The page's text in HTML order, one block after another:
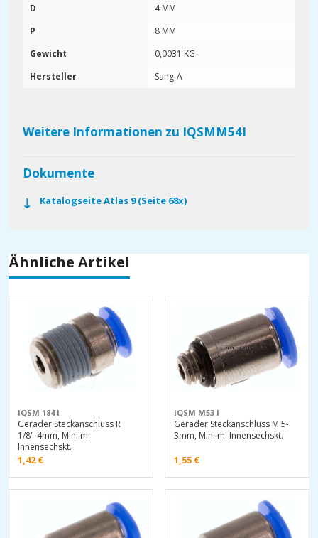
D
4 MM
P
8 MM
Gewicht
0,0031 KG
Hersteller
Sang-A
Weitere Informationen zu IQSMM54I
Dokumente
Katalogseite Atlas 9 (Seite 68x)
Ähnliche Artikel
IQSM 184 I
Gerader Steckanschluss R
1/8"-4mm, Mini m.
Innensechskt.
1,42€
IQSM M53 I
Gerader Steckanschluss M 5-
3mm, Mini m. Innensechskt.
1,55 €